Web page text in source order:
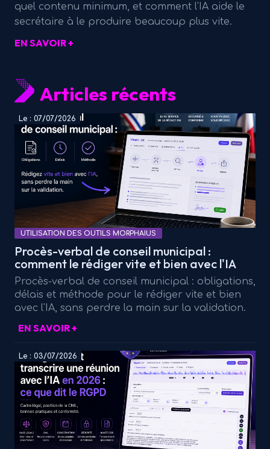
quel contenu minimum, et comment l'IA aide le
secrétaire à le produire beaucoup plus vite.
EN SAVOIR +
Articles récents
Le : 07/07/2026
UTILISATION DES OUTILS MORPHAIUS
Procès-verbal de conseil municipal :
comment le rédiger vite et bien avec l'IA
Procès-verbal de conseil municipal : obligations,
délais et méthode pour le rédiger vite et bien
avec l'IA, sans perdre la main sur la validation.
EN SAVOIR +
Le : 03/07/2026